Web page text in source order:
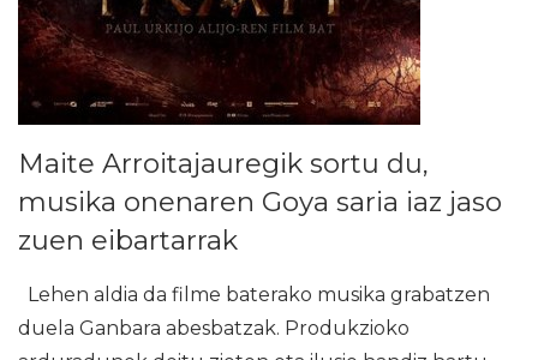
Maite Arroitajauregik sortu du,
musika onenaren Goya saria iaz jaso
zuen eibartarrak
Lehen aldia da filme baterako musika grabatzen
duela Ganbara abesbatzak. Produkzioko